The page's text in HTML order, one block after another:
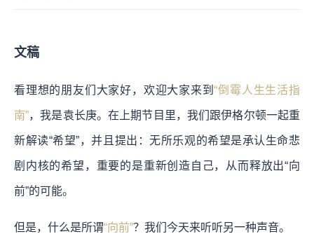
文稿
看理想的朋友们大家好，欢迎大家来到“倒霉人生生活指
南”，我是袁长庚。在上期节目里，我们跟伊格尔顿一起重
新解读“希望”，并且提出：无所乐观的希望是承认生命悲
剧内核的希望，重要的是重新创造自己，从而释放出“向
前”的可能。
但是，什么是所谓“向前”？我们今天来听听另一种声音。